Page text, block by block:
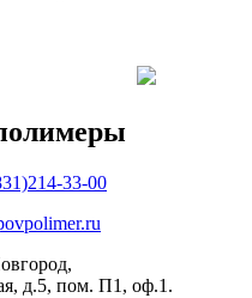
33-00
д.5, пом. П1, оф.1.